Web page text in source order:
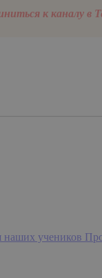
к каналу в
наших учеников